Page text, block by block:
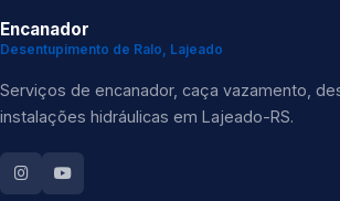
Encanador
Desentupimento de Ralo, Lajeado
Serviços de encanador, caça vazamento,
instalações hidráulicas em Lajeado-RS.